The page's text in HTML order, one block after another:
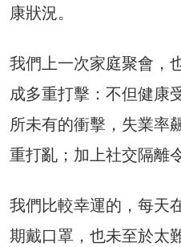
康狀況。
我們上一次家庭聚會，
成多重打擊：不但健康
所未有的衝擊，失業率
重打亂；加上社交隔離
我們比較幸運的，每天
期戴口罩，也未至於太